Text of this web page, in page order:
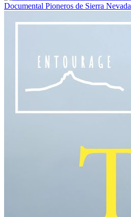
Documental Pioneros de Sierra Nevada